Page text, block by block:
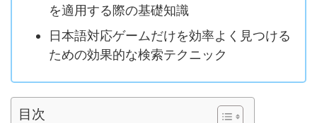
を適用する際の基礎知識
日本語対応ゲームだけを効率よく見つける
ための効果的な検索テクニック
目次